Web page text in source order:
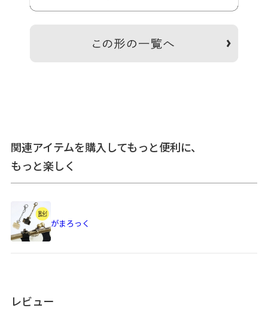
ダーバッグです。
＞納期についてのご案内
備考
※商品の仕様や価格は予告なく変更する場合があります。※
しています。※生地の種類によって表記のサイズと誤差が生
関連アイテムを購入してもっと便利に、
もっと楽しく
がまろっく
レビュー